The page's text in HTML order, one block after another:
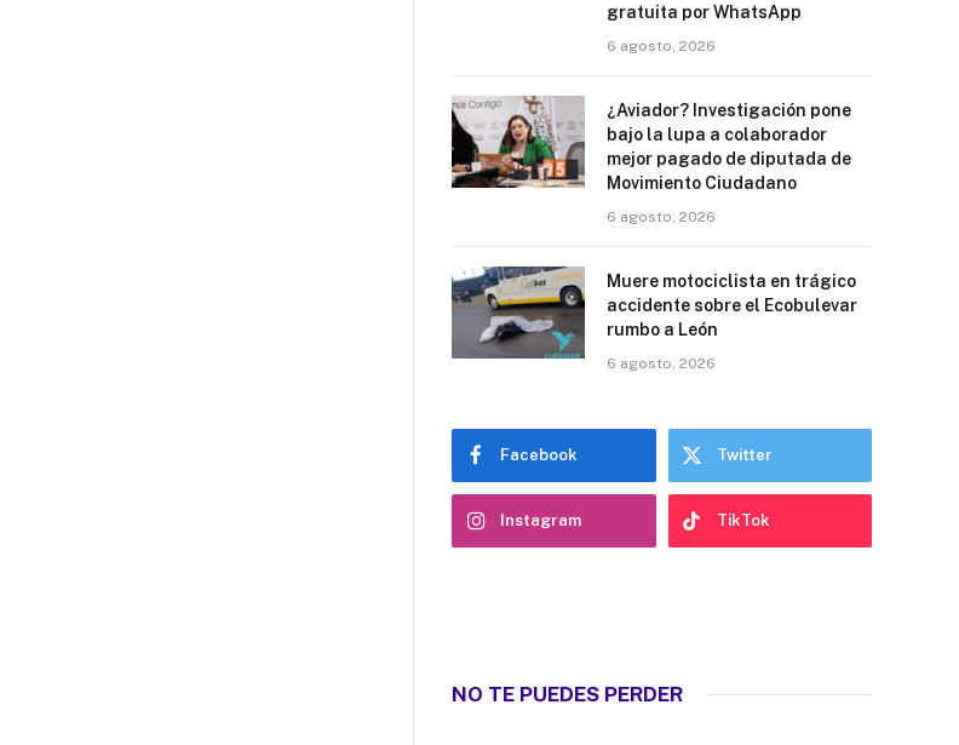
gratuita por WhatsApp
6 agosto, 2026
¿Aviador? Investigación pone
bajo la lupa a colaborador
mejor pagado de diputada de
Movimiento Ciudadano
6 agosto, 2026
Muere motociclista en trágico
accidente sobre el Ecobulevar
rumbo a León
6 agosto, 2026
Facebook Twitter
Instagram TikTok
NO TE PUEDES PERDER